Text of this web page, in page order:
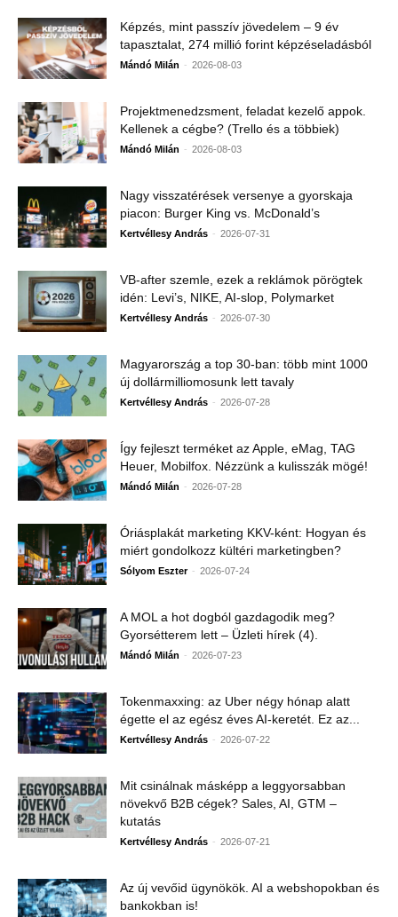
Képzés, mint passzív jövedelem – 9 év
tapasztalat, 274 millió forint képzéseladásból
Mándó Milán - 2026-08-03
Projektmenedzsment, feladat kezelő appok.
Kellenek a cégbe? (Trello és a többiek)
Mándó Milán - 2026-08-03
Nagy visszatérések versenye a gyorskaja
piacon: Burger King vs. McDonald’s
Kertvéllesy András - 2026-07-31
VB-after szemle, ezek a reklámok pörögtek
idén: Levi’s, NIKE, AI-slop, Polymarket
Kertvéllesy András - 2026-07-30
Magyarország a top 30-ban: több mint 1000
új dollármilliomosunk lett tavaly
Kertvéllesy András - 2026-07-28
Így fejleszt terméket az Apple, eMag, TAG
Heuer, Mobilfox. Nézzünk a kulisszák mögé!
Mándó Milán - 2026-07-28
Óriásplakát marketing KKV-ként: Hogyan és
miért gondolkozz kültéri marketingben?
Sólyom Eszter - 2026-07-24
A MOL a hot dogból gazdagodik meg?
Gyorsétterem lett – Üzleti hírek (4).
Mándó Milán - 2026-07-23
Tokenmaxxing: az Uber négy hónap alatt
égette el az egész éves AI-keretét. Ez az...
Kertvéllesy András - 2026-07-22
Mit csinálnak másképp a leggyorsabban
növekvő B2B cégek? Sales, AI, GTM –
kutatás
Kertvéllesy András - 2026-07-21
Az új vevőid ügynökök. AI a webshopokban és
bankokban is!